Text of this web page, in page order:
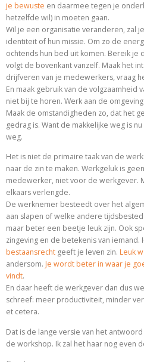
je bewuste en daarmee tegen je
hetzelfde wil) in moeten gaan.
Wil je een organisatie veranderen, zal
identiteit of hun missie. Om zo de
ochtends hun bed uit komen. Bereik je
volgt de bovenkant vanzelf. Maak het
drijfveren van je medewerkers, vraag
En maak gebruik van de volgzaamheid
niet bij te horen. Werk aan de omgeving.
Maak de omstandigheden zo, dat het
gedrag is. Want de makkelijke weg is
weg.
Het is niet de primaire taak van de
naar de zin te maken. Werkgeluk is
medewerker, niet voor de werkgever.
elkaars verlengde.
De werknemer besteedt over het
aan slapen of welke andere
maar beter een beetje leuk zijn. Ook
zingeving en de betekenis van iemand.
bestaansrecht geeft je leven zin. Leuk
andersom. Je wordt beter in waar je
vindt.
En daar heeft de werkgever dan dus
schreef: meer productiviteit, minder
et cetera.
Dat is de lange versie van het
de workshop. Ik zal het haar nog even